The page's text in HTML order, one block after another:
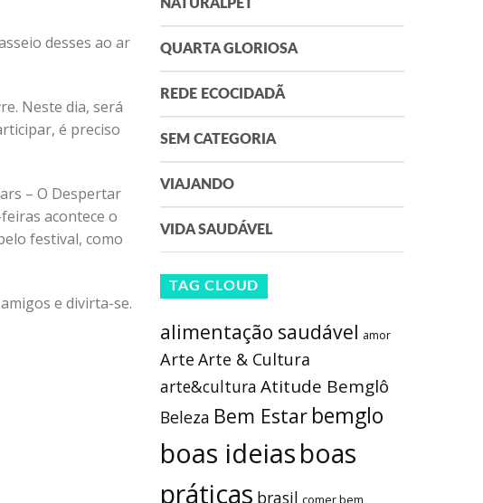
desses ao ar
Neste dia, será
é preciso
– O Despertar
feiras acontece o
festival, como
e divirta-se.
NATURALPET
QUARTA GLORIOSA
REDE ECOCIDADÃ
SEM CATEGORIA
VIAJANDO
VIDA SAUDÁVEL
TAG CLOUD
alimentação saudável amor
Arte Arte & Cultura
arte&cultura Atitude Bemglô
Beleza Bem Estar bemglo
boas ideiasboas
práticas brasil comer bem